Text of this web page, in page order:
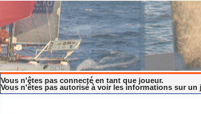
Vous n'êtes pas connecté en tant que joueur.
Vous n'êtes pas autorisé à voir les informations sur un